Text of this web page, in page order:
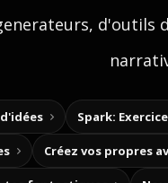
d'outils
Spark: